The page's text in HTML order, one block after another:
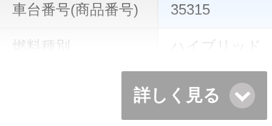
車台番号(商品番号) 35315
燃料種別 ハイブリッド
詳しく見る